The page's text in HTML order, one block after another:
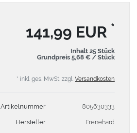
141,99 EUR *
Inhalt 25 Stück
Grundpreis 5,68 € / Stück
* inkl. ges. MwSt. zzgl. Versandkosten
Artikelnummer 805630333
Hersteller Frenehard